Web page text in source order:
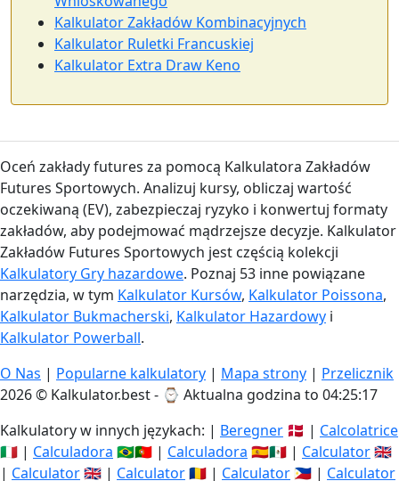
Kalkulator Zakładów Kombinacyjnych
Kalkulator Ruletki Francuskiej
Kalkulator Extra Draw Keno
Oceń zakłady futures za pomocą Kalkulatora Zakładów
Futures Sportowych. Analizuj kursy, obliczaj wartość
oczekiwaną (EV), zabezpieczaj ryzyko i konwertuj formaty
zakładów, aby podejmować mądrzejsze decyzje. Kalkulator
Zakładów Futures Sportowych jest częścią kolekcji
Kalkulatory Gry hazardowe. Poznaj 53 inne powiązane
narzędzia, w tym Kalkulator Kursów, Kalkulator Poissona,
Kalkulator Bukmacherski, Kalkulator Hazardowy i
Kalkulator Powerball.
O Nas | Popularne kalkulatory | Mapa strony | Przelicznik
2026 © Kalkulator.best - ⌚ Aktualna godzina to 04:25:17
Kalkulatory w innych językach: | Beregner 🇩🇰 | Calcolatrice
🇮🇹 | Calculadora 🇧🇷🇵🇹 | Calculadora 🇪🇸🇲🇽 | Calculator🇬🇧
| Calculator🇬🇧 | Calculator🇷🇴 | Calculator 🇵🇭 | Calculator